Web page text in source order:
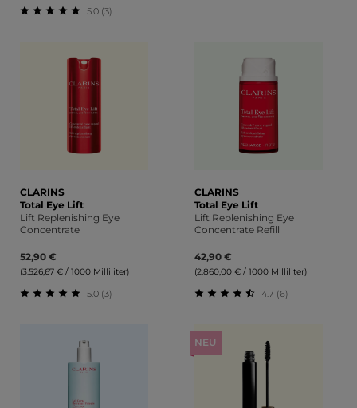
5.0 (3)
CLARINS
Total Eye Lift
Lift Replenishing Eye
Concentrate
52,90 €
(3.526,67 € / 1000 Milliliter)
5.0 (3)
CLARINS
Total Eye Lift
Lift Replenishing Eye
Concentrate Refill
42,90 €
(2.860,00 € / 1000 Milliliter)
4.7 (6)
NEU